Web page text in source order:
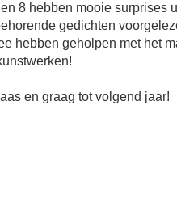
8 hebben mooie surprises
gedichten
hebben geholpen met het
en graag tot volgend jaar!